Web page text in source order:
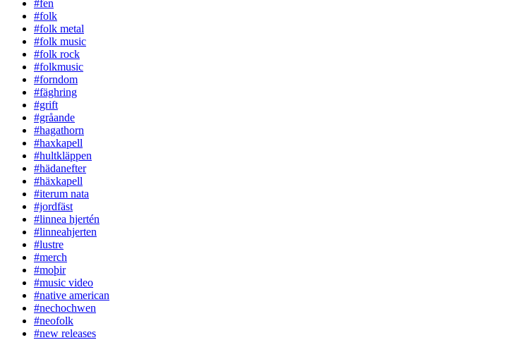
#fen
#folk
#folk metal
#folk music
#folk rock
#folkmusic
#forndom
#fäghring
#grift
#gråande
#hagathorn
#haxkapell
#hultkläppen
#hädanefter
#häxkapell
#iterum nata
#jordfäst
#linnea hjertén
#linneahjerten
#lustre
#merch
#moþir
#music video
#native american
#nechochwen
#neofolk
#new releases